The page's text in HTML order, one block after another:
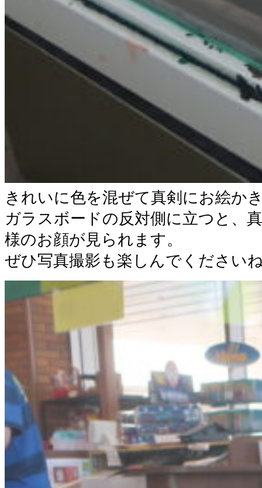
きれいに色を混ぜて真剣にお絵か
ガラスボードの反対側に立つと、
様のお顔が見られます。
ぜひ写真撮影も楽しんでください